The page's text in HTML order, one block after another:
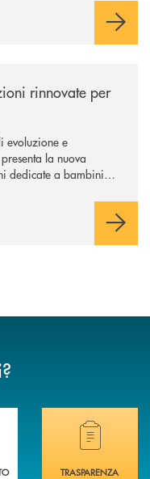
dell’operazione.
rinnovate per
evoluzione e
la nuova
dedicate a bambini e
con il denaro, sempre
?
filiali .
immediata? Contattaci!
Hai bisogno di
TRASPARENZA